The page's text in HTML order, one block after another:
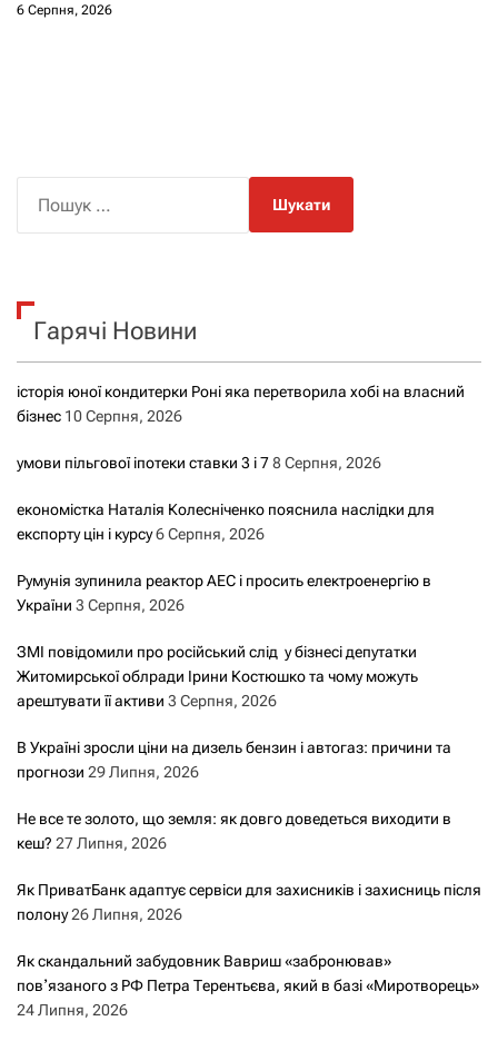
6 Серпня, 2026
к
Гарячі Новини
історія юної кондитерки Роні яка перетворила хобі на власний
бізнес 10 Серпня, 2026
умови пільгової іпотеки ставки 3 і 78 Серпня, 2026
економістка Наталія Колесніченко пояснила наслідки для
експорту цін і курсу6 Серпня, 2026
Румунія зупинила реактор АЕС і просить електроенергію в
України 3 Серпня, 2026
ЗМІ повідомили про російський слід у бізнесі депутатки
Житомирської облради Ірини Костюшко та чому можуть
арештувати її активи 3 Серпня, 2026
В Україні зросли ціни на дизель бензин і автогаз: причини та
прогнози 29 Липня, 2026
Не все те золото, що земля: як довго доведеться виходити в
кеш? 27 Липня, 2026
Як ПриватБанк адаптує сервіси для захисників і захисниць після
полону26 Липня, 2026
Як скандальний забудовник Вавриш «забронював»
повʼязаного з РФ Петра Терентьєва, який в базі «Миротворець»
24 Липня, 2026